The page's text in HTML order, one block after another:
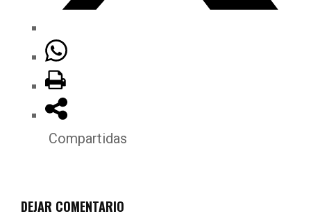
Compartidas
DEJAR COMENTARIO